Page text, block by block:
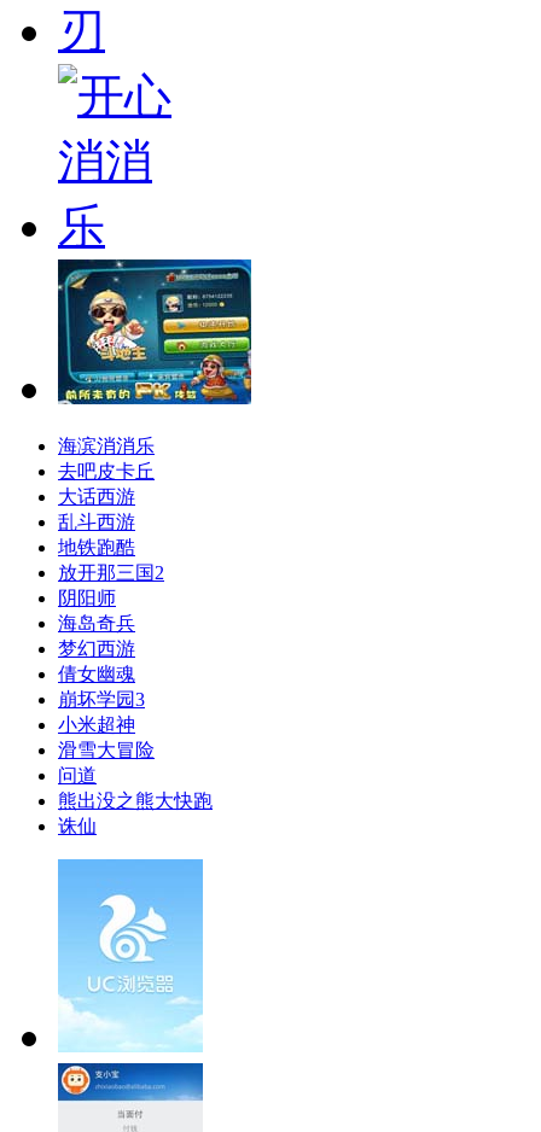
海滨消消乐
去吧皮卡丘
大话西游
乱斗西游
地铁跑酷
放开那三国2
阴阳师
海岛奇兵
梦幻西游
倩女幽魂
崩坏学园3
小米超神
滑雪大冒险
问道
熊出没之熊大快跑
诛仙